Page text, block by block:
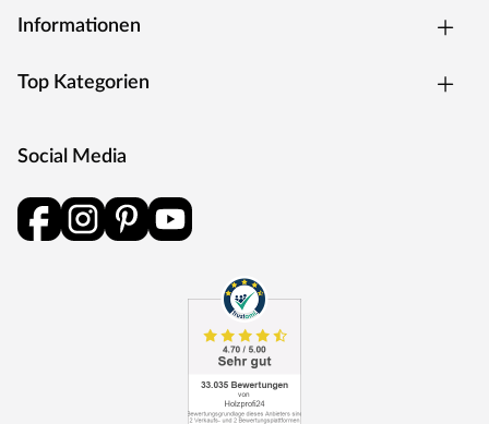
Informationen
Top Kategorien
Social Media